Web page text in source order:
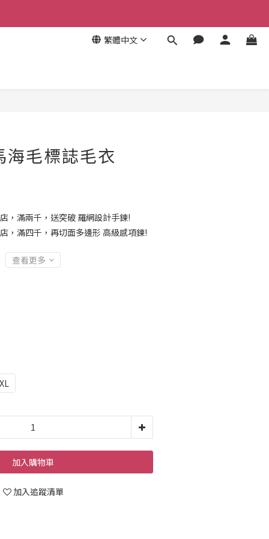
繁體中文
海毛標誌毛衣
，滿兩千，送突破 羅網設計手鍊!
，滿四千，再切面多邊形 高級感項鍊!
查看更多
加入購物車
加入追蹤清單